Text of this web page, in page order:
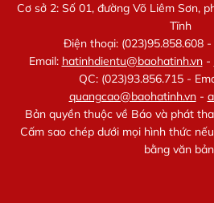
Cơ sở 2: Số 01, đường Võ Liêm Sơn,
Tĩnh
Điện thoại: (023)95.858.608
Email: hatinhdientu@baohatinh.vn-
QC: (023)93.856.715 -
quangcao@baohatinh.vn-
Bản quyền thuộc về Báo và phát
Cấm sao chép dưới mọi hình thức
bằng văn